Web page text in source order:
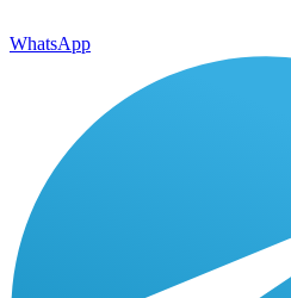
WhatsApp